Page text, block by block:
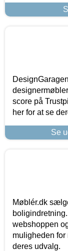
score på
her for at se
Se
Møblér.dk
webshoppen
muligheden for
deres udvalg.